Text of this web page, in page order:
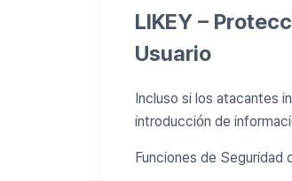
LIKEY –
Usuario
Incluso si los atacantes
introducción de
Funciones de Seguridad